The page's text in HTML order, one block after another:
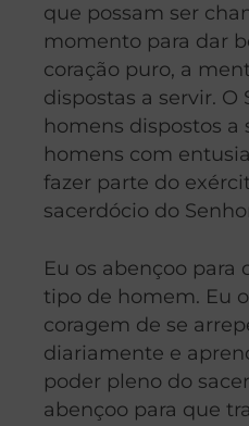
que possam ser
momento para dar
coração puro, a
dispostas a servir. O
homens dispostos
homens com
fazer parte do
sacerdócio do
Eu os abençoo para
tipo de homem. Eu
coragem de se
diariamente e
poder pleno do
abençoo para que